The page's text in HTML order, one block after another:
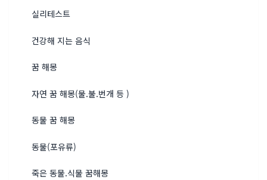
실리테스트
건강해 지는 음식
꿈 해몽
자연 꿈 해몽(물.불.번개 등 )
동물 꿈 해몽
동물(포유류)
죽은 동물.식물 꿈해몽